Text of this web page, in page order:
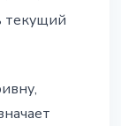
текущий